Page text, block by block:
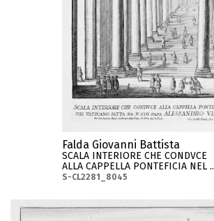
Falda Giovanni Battista
SCALA INTERIORE CHE CONDVCE
ALLA CAPPELLA PONTEFICIA NEL ..
S-CL2281_8045